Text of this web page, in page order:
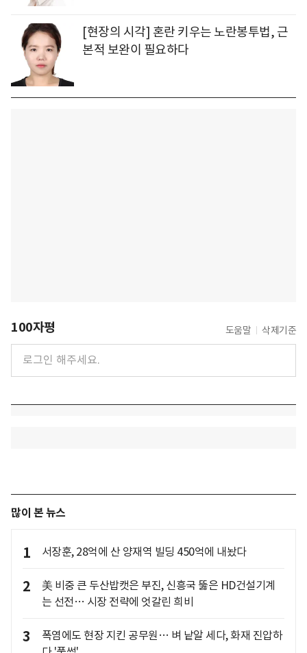
[현장의 시각] 혼란 키우는 노란봉투법, 근
본적 보완이 필요하다
100자평 도움말 삭제기준
많이 본 뉴스
1 서장훈, 28억에 산 양재역 빌딩 450억에 내놨다
2
美 비중 큰 두산밥캣은 부진, 신흥국 뚫은 HD건설기계
는 선전… 시장 전략에 엇갈린 희비
3
폭염에도 현장 지킨 공무원… 벼 낱알 세다, 화재 진압하